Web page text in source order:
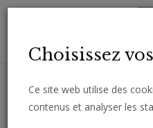
Choisissez
Ce site web utilise des
contenus et analyser les